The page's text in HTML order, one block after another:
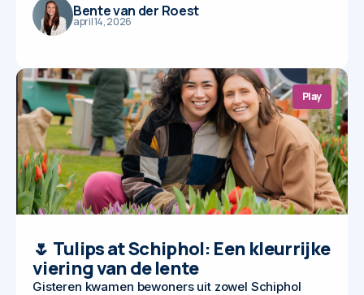
Bente van der Roest
april 14, 2026
🌷 Tulips at Schiphol: Een kleurrijke
viering van de lente
Gisteren kwamen bewoners uit zowel Schiphol
Play